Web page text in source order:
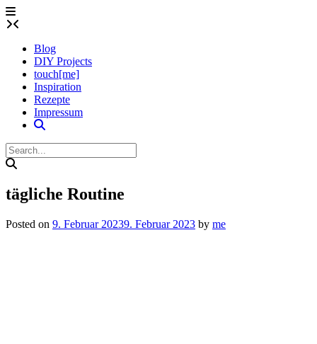
Skip
to
Blog
DIY Projects
touch[me]
Inspiration
Rezepte
Impressum
tägliche Routine
Posted on 9. Februar 20239. Februar 2023 by me